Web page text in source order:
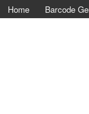
Home Barcode